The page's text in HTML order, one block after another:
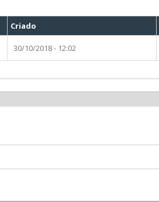
Criado
30/10/2018 - 12:02